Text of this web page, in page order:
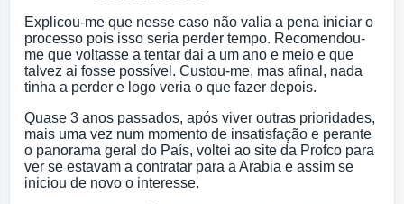
Explicou-me que nesse caso não valia a pena iniciar o
processo pois isso seria perder tempo. Recomendou-
me que voltasse a tentar dai a um ano e meio e que
talvez ai fosse possível. Custou-me, mas afinal, nada
tinha a perder e logo veria o que fazer depois.
Quase 3 anos passados, após viver outras prioridades,
mais uma vez num momento de insatisfação e perante
o panorama geral do País, voltei ao site da Profco para
ver se estavam a contratar para a Arabia e assim se
iniciou de novo o interesse.